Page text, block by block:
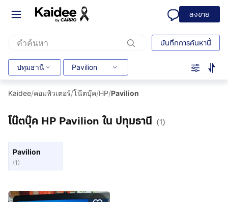
ลงขาย
บันทึกการค้นหานี้
ปทุมธานี Pavilion
Kaidee/คอมพิวเตอร์/โน๊ตบุ๊ค/HP/Pavilion
โน๊ตบุ๊ค HP Pavilion ใน ปทุมธานี (1)
Pavilion
(1 )